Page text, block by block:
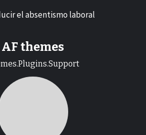
el absentismo laboral
AF themes